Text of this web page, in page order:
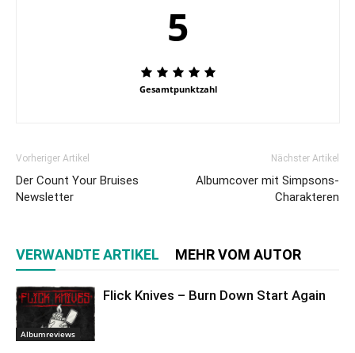
5
Gesamtpunktzahl
Vorheriger Artikel
Der Count Your Bruises
Newsletter
Nächster Artikel
Albumcover mit Simpsons-
Charakteren
VERWANDTE ARTIKEL MEHR VOM AUTOR
Albumreviews
Flick Knives – Burn Down Start Again